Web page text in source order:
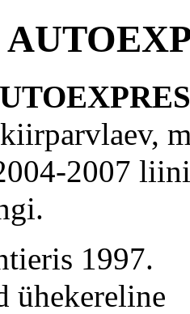
kiirparvlaev,
2007
.
1997.
ühekereline